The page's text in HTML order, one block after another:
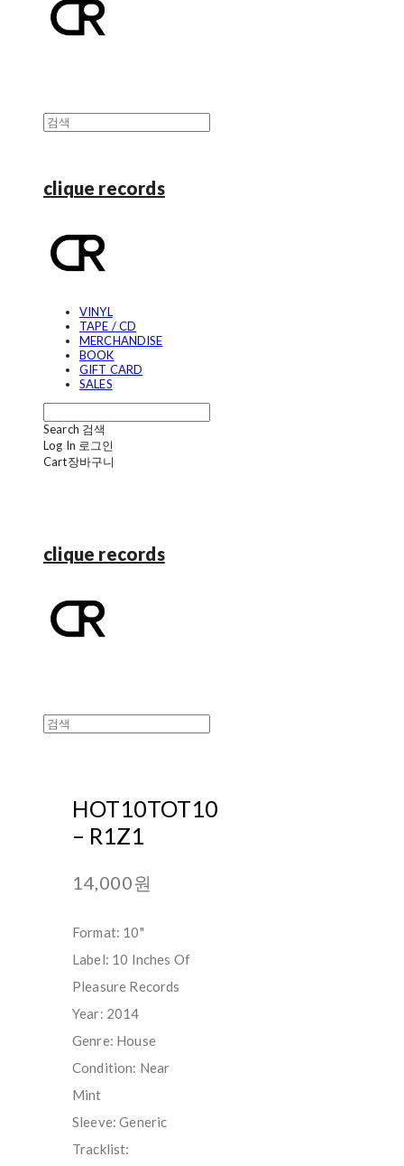
clique records
VINYL
TAPE / CD
MERCHANDISE
BOOK
GIFT CARD
SALES
Search 검색
Log In 로그인
Cart장바구니
clique records
HOT10TOT10
‎– R1Z1
14,000원
Format: 10"
Label: 10 Inches Of
Pleasure Records
Year: 2014
Genre: House
Condition: Near
Mint
Sleeve: Generic
Tracklist: